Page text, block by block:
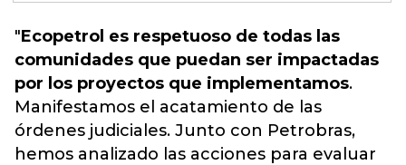
"Ecopetrol es respetuoso de todas las
comunidades que puedan ser impactadas
por los proyectos que implementamos.
Manifestamos el acatamiento de las
órdenes judiciales. Junto con Petrobras,
hemos analizado las acciones para evaluar